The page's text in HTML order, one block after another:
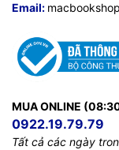
Email:
MUA ONLINE
0922.19.79.79
Tất cả các ngày